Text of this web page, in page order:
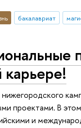
бакалавриат
проектами. В
и